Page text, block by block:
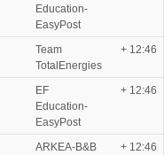
Education-
EasyPost
Team
TotalEnergies
+ 12:46
EF
Education-
EasyPost
+ 12:46
ARKEA-B&B
+ 12:46